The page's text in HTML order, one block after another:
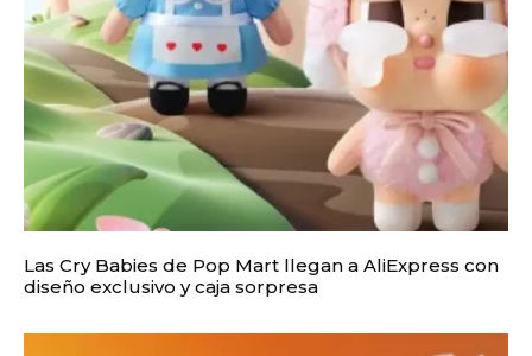
Las Cry Babies de Pop Mart llegan a AliExpress con
diseño exclusivo y caja sorpresa